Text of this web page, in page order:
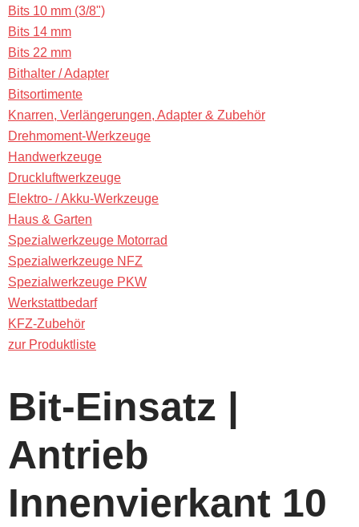
Bits 10 mm (3/8")
Bits 14 mm
Bits 22 mm
Bithalter / Adapter
Bitsortimente
Knarren, Verlängerungen, Adapter & Zubehör
Drehmoment-Werkzeuge
Handwerkzeuge
Druckluftwerkzeuge
Elektro- / Akku-Werkzeuge
Haus & Garten
Spezialwerkzeuge Motorrad
Spezialwerkzeuge NFZ
Spezialwerkzeuge PKW
Werkstattbedarf
KFZ-Zubehör
zur Produktliste
Bit-Einsatz |
Antrieb
Innenvierkant 10